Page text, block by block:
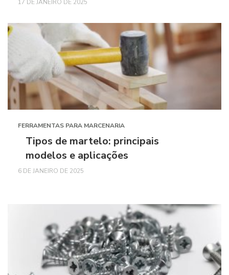
17 DE JANEIRO DE 2025
FERRAMENTAS PARA MARCENARIA
Tipos de martelo: principais
modelos e aplicações
6 DE JANEIRO DE 2025